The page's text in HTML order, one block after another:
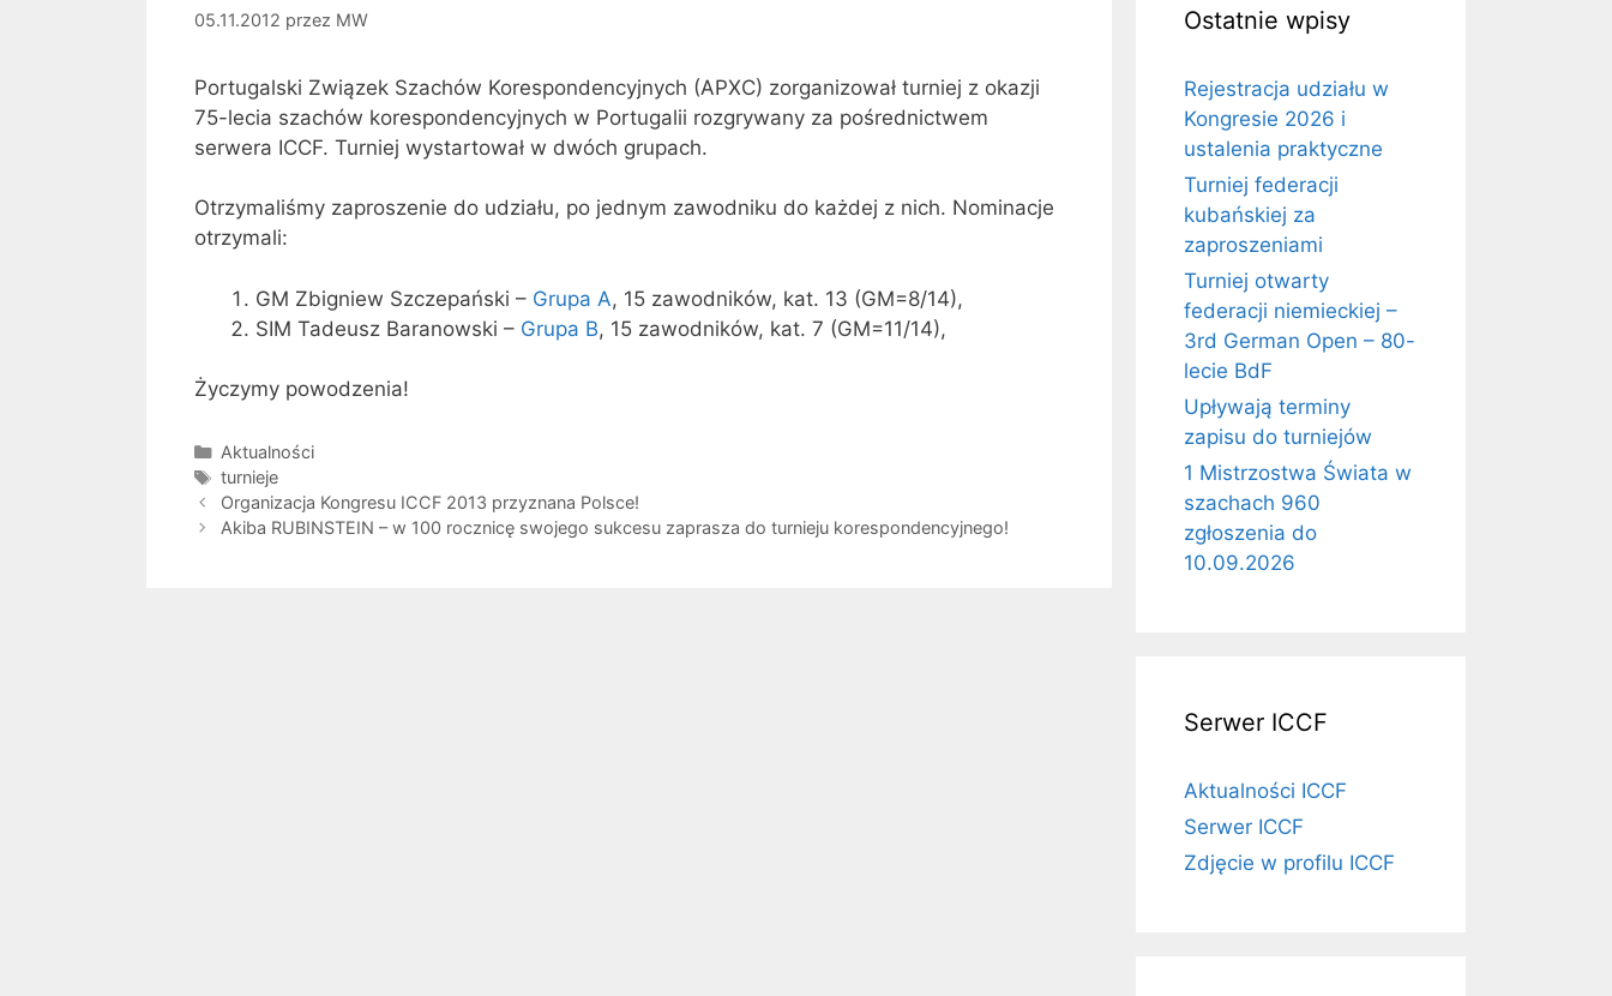
05.11.2012 przez MW
Portugalski Związek Szachów Korespondencyjnych (APXC) zorganizował turniej z okazji
75-lecia szachów korespondencyjnych w Portugalii rozgrywany za pośrednictwem
serwera ICCF. Turniej wystartował w dwóch grupach.
Otrzymaliśmy zaproszenie do udziału, po jednym zawodniku do każdej z nich. Nominacje
otrzymali:
GM Zbigniew Szczepański – Grupa A, 15 zawodników, kat. 13 (GM=8/14),
SIM Tadeusz Baranowski – Grupa B, 15 zawodników, kat. 7 (GM=11/14),
Życzymy powodzenia!
Kategorie
Aktualności
Tagi
turnieje
Organizacja Kongresu ICCF 2013 przyznana Polsce!
Akiba RUBINSTEIN – w 100 rocznicę swojego sukcesu zaprasza do turnieju korespondencyjnego!
Ostatnie wpisy
Rejestracja udziału w
Kongresie 2026 i
ustalenia praktyczne
Turniej federacji
kubańskiej za
zaproszeniami
Turniej otwarty
federacji niemieckiej –
3rd German Open – 80-
lecie BdF
Upływają terminy
zapisu do turniejów
1 Mistrzostwa Świata w
szachach 960
zgłoszenia do
10.09.2026
Serwer ICCF
Aktualności ICCF
Serwer ICCF
Zdjęcie w profilu ICCF